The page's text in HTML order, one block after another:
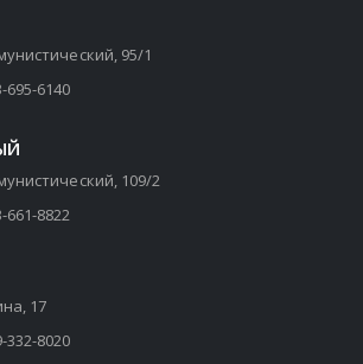
95/1
695-6140
109/2
661-8822
17
332-8020